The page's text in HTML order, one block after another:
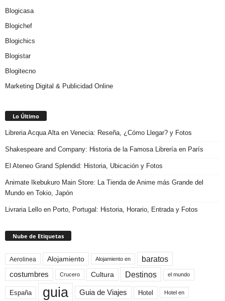
Blogicasa
Blogichef
Blogichics
Blogistar
Blogitecno
Marketing Digital & Publicidad Online
Lo Último
Libreria Acqua Alta en Venecia: Reseña, ¿Cómo Llegar? y Fotos
Shakespeare and Company: Historia de la Famosa Librería en París
El Ateneo Grand Splendid: Historia, Ubicación y Fotos
Animate Ikebukuro Main Store: La Tienda de Anime más Grande del
Mundo en Tokio, Japón
Livraria Lello en Porto, Portugal: Historia, Horario, Entrada y Fotos
Nube de Etiquetas
Aerolinea Alojamiento Alojamiento en baratos
costumbres Crucero Cultura Destinos el mundo
España guia Guia de Viajes Hotel Hotel en